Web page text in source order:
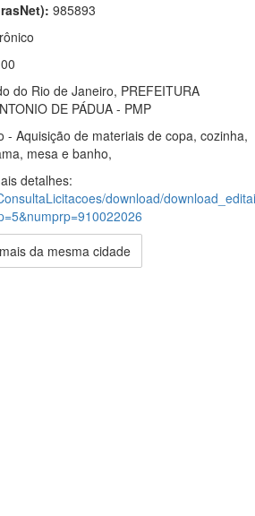
985893
do Rio de Janeiro, PREFEITURA
DE PÁDUA - PMP
- Aquisição de materiais de copa, cozinha,
mesa e banho,
detalhes:
download/
da mesma cidade